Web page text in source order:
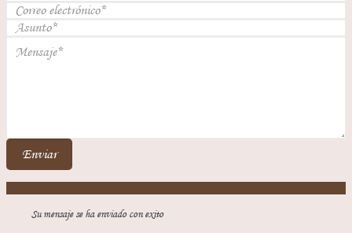
Enviar
Su mensaje se ha enviado con exito